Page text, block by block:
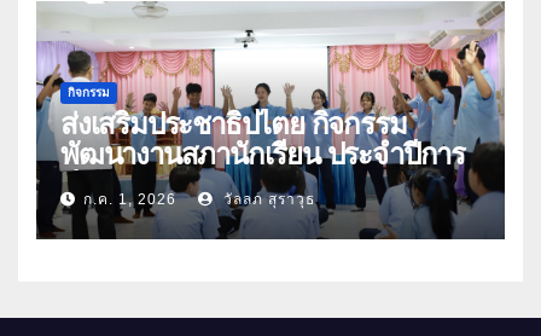
กิจกรรม
ส่งเสริมประชาธิปไตย กิจกรรม
พัฒนางานสภานักเรียน ประจำปีการ
ศึกษา 2569
ก.ค. 1, 2026 วัลลภ สุราวุธ